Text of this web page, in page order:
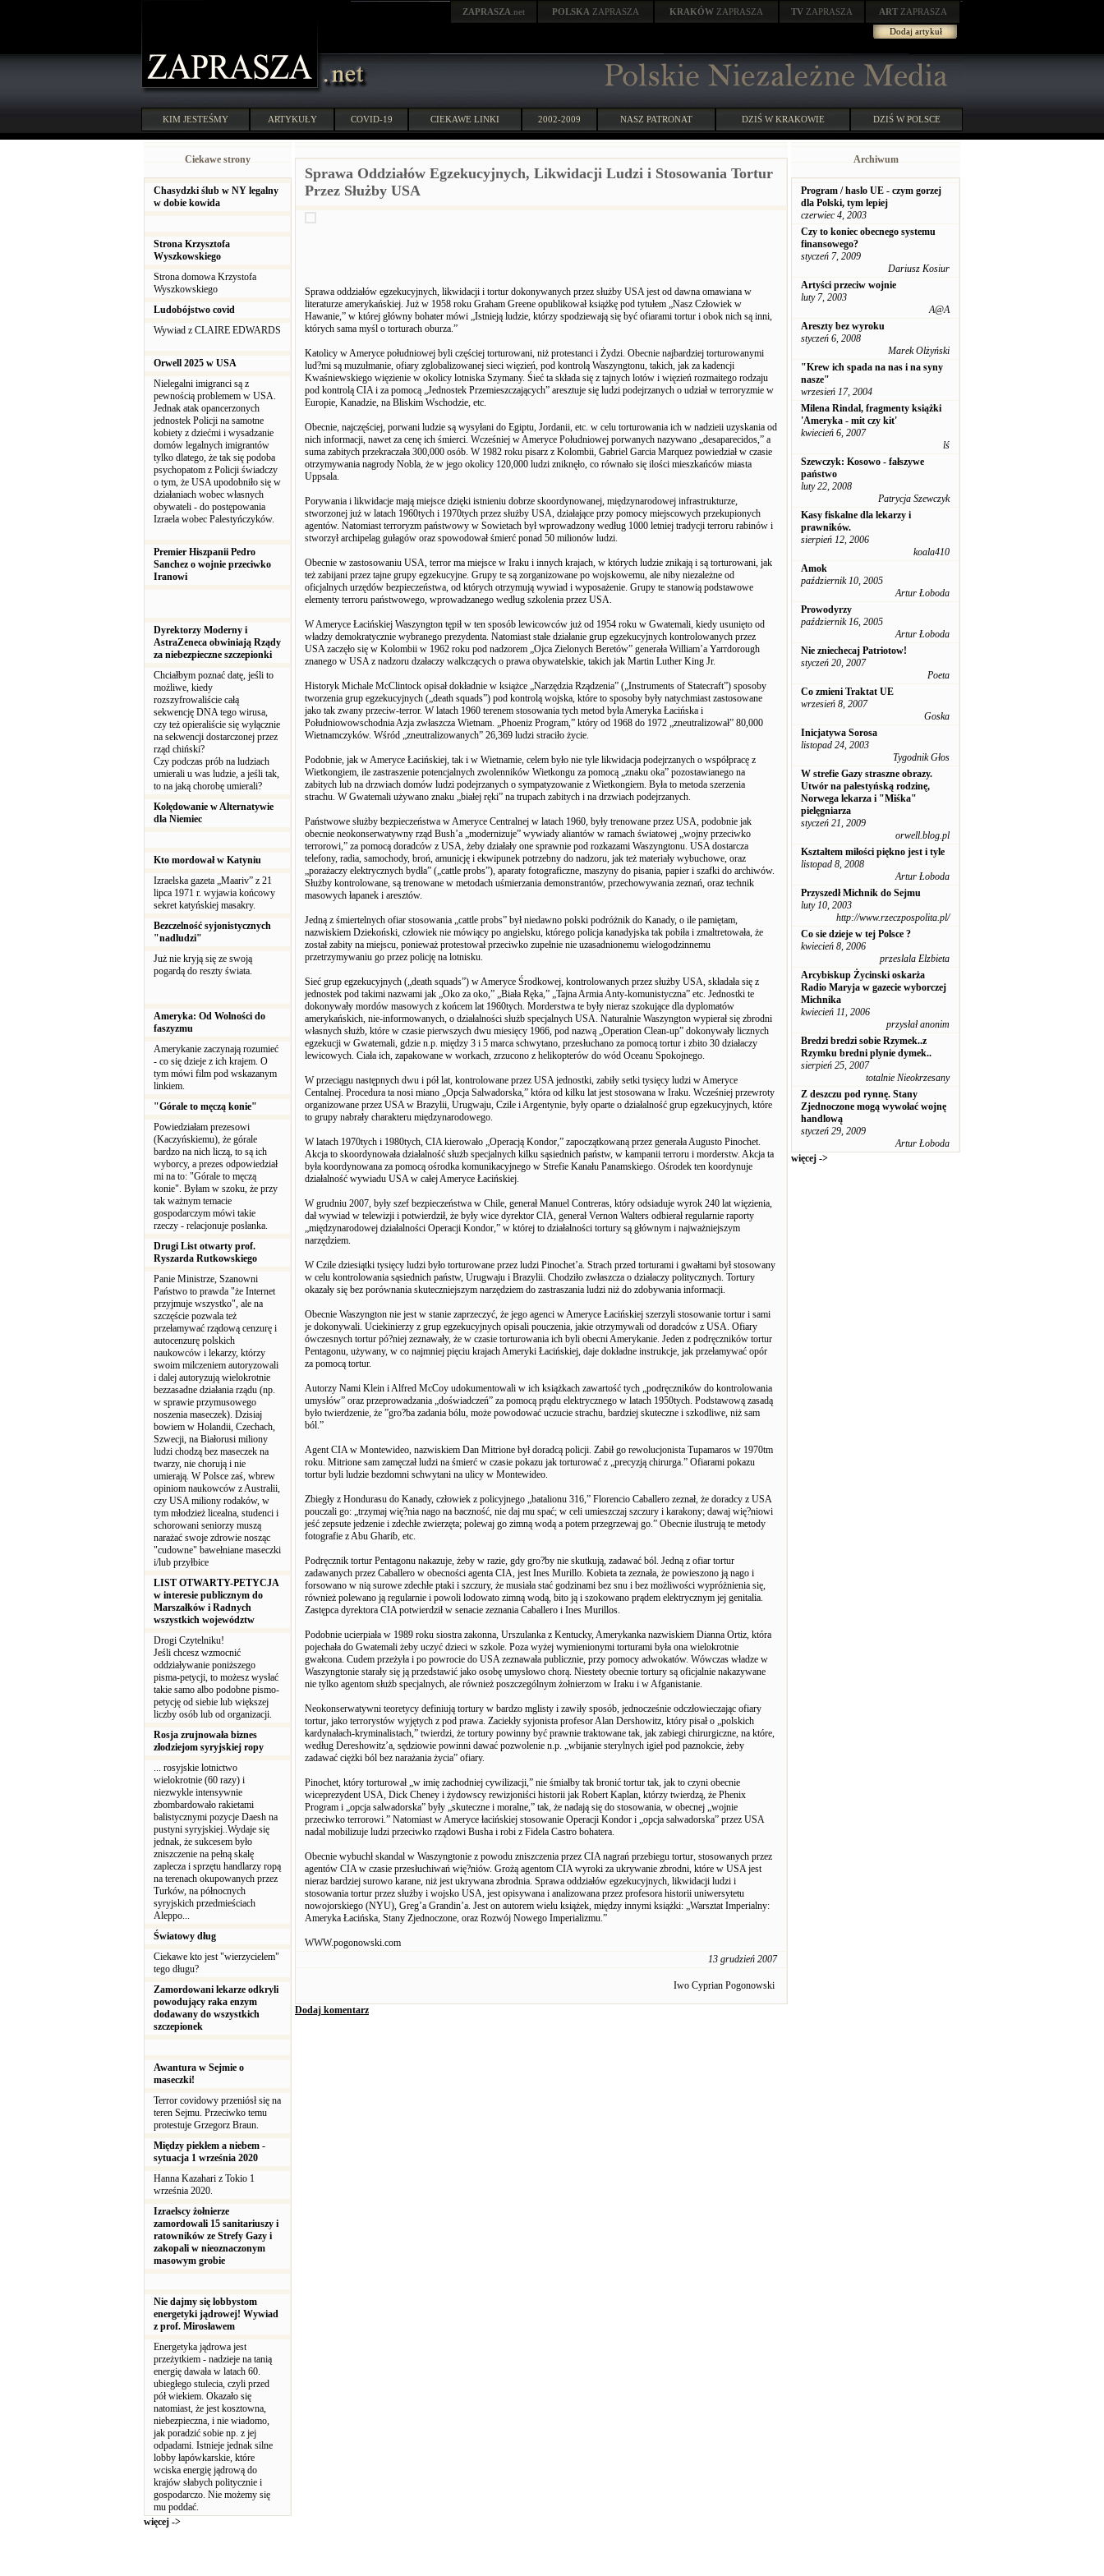
ZAPRASZA .net POLSKA ZAPRASZA KRAKÓW ZAPRASZA TV ZAPRASZA ART ZAPRASZA
Dodaj artykuł
KIM JESTEŚMY ARTYKUŁY COVID-19 CIEKAWE LINKI 2002-2009 NASZ PATRONAT DZIŚ W KRAKOWIE DZIŚ W POLSCE
Ciekawe strony
Chasydzki ślub w NY legalny
w dobie kowida
Strona Krzysztofa
Wyszkowskiego
Strona domowa Krzystofa
Wyszkowskiego
Ludobójstwo covid
Wywiad z CLAIRE EDWARDS
Orwell 2025 w USA
Nielegalni imigranci są z
pewnością problemem w USA.
Jednak atak opancerzonych
jednostek Policji na samotne
kobiety z dziećmi i wysadzanie
domów legalnych imigrantów
tylko dlatego, że tak się podoba
psychopatom z Policji świadczy
o tym, że USA upodobniło się w
działaniach wobec własnych
obywateli - do postępowania
Izraela wobec Palestyńczyków.
Premier Hiszpanii Pedro
Sanchez o wojnie przeciwko
Iranowi
Dyrektorzy Moderny i
AstraZeneca obwiniają Rządy
za niebezpieczne szczepionki
Chciałbym poznać datę, jeśli to
możliwe, kiedy
rozszyfrowaliście całą
sekwencję DNA tego wirusa,
czy też opieraliście się wyłącznie
na sekwencji dostarczonej przez
rząd chiński?
Czy podczas prób na ludziach
umierali u was ludzie, a jeśli tak,
to na jaką chorobę umierali?
Kolędowanie w Alternatywie
dla Niemiec
Kto mordował w Katyniu
Izraelska gazeta „Maariv” z 21
lipca 1971 r. wyjawia końcowy
sekret katyńskiej masakry.
Bezczelność syjonistycznych
"nadludzi"
Już nie kryją się ze swoją
pogardą do reszty świata.
Ameryka: Od Wolności do
faszyzmu
Amerykanie zaczynają rozumieć
- co się dzieje z ich krajem. O
tym mówi film pod wskazanym
linkiem.
"Górale to męczą konie"
Powiedziałam prezesowi
(Kaczyńskiemu), że górale
bardzo na nich liczą, to są ich
wyborcy, a prezes odpowiedział
mi na to: "Górale to męczą
konie". Byłam w szoku, że przy
tak ważnym temacie
gospodarczym mówi takie
rzeczy - relacjonuje posłanka.
Drugi List otwarty prof.
Ryszarda Rutkowskiego
Panie Ministrze, Szanowni
Państwo to prawda "że Internet
przyjmuje wszystko", ale na
szczęście pozwala też
przełamywać rządową cenzurę i
autocenzurę polskich
naukowców i lekarzy, którzy
swoim milczeniem autoryzowali
i dalej autoryzują wielokrotnie
bezzasadne działania rządu (np.
w sprawie przymusowego
noszenia maseczek). Dzisiaj
bowiem w Holandii, Czechach,
Szwecji, na Białorusi miliony
ludzi chodzą bez maseczek na
twarzy, nie chorują i nie
umierają. W Polsce zaś, wbrew
opiniom naukowców z Australii,
czy USA miliony rodaków, w
tym młodzież licealna, studenci i
schorowani seniorzy muszą
narażać swoje zdrowie nosząc
"cudowne" bawełniane maseczki
i/lub przyłbice
LIST OTWARTY-PETYCJA
w interesie publicznym do
Marszałków i Radnych
wszystkich województw
Drogi Czytelniku!
Jeśli chcesz wzmocnić
oddziaływanie poniższego
pisma-petycji, to możesz wysłać
takie samo albo podobne pismo-
petycję od siebie lub większej
liczby osób lub od organizacji.
Rosja zrujnowała biznes
złodziejom syryjskiej ropy
... rosyjskie lotnictwo
wielokrotnie (60 razy) i
niezwykle intensywnie
zbombardowało rakietami
balistycznymi pozycje Daesh na
pustyni syryjskiej..Wydaje się
jednak, że sukcesem było
zniszczenie na pełną skalę
zaplecza i sprzętu handlarzy ropą
na terenach okupowanych przez
Turków, na północnych
syryjskich przedmieściach
Aleppo...
Światowy dług
Ciekawe kto jest "wierzycielem"
tego długu?
Zamordowani lekarze odkryli
powodujący raka enzym
dodawany do wszystkich
szczepionek
Awantura w Sejmie o
maseczki!
Terror covidowy przeniósł się na
teren Sejmu. Przeciwko temu
protestuje Grzegorz Braun.
Między piekłem a niebem -
sytuacja 1 września 2020
Hanna Kazahari z Tokio 1
września 2020.
Izraelscy żołnierze
zamordowali 15 sanitariuszy i
ratowników ze Strefy Gazy i
zakopali w nieoznaczonym
masowym grobie
Nie dajmy się lobbystom
energetyki jądrowej! Wywiad
z prof. Mirosławem
Energetyka jądrowa jest
przeżytkiem - nadzieje na tanią
energię dawała w latach 60.
ubiegłego stulecia, czyli przed
pół wiekiem. Okazało się
natomiast, że jest kosztowna,
niebezpieczna, i nie wiadomo,
jak poradzić sobie np. z jej
odpadami. Istnieje jednak silne
lobby łapówkarskie, które
wciska energię jądrową do
krajów słabych politycznie i
gospodarczo. Nie możemy się
mu poddać.
więcej ->
Sprawa Oddziałów Egzekucyjnych, Likwidacji Ludzi i Stosowania Tortur
Przez Służby USA
Sprawa oddziałów egzekucyjnych, likwidacji i tortur dokonywanych przez służby USA jest od dawna omawiana w
literaturze amerykańskiej. Już w 1958 roku Graham Greene opublikował książkę pod tytułem „Nasz Człowiek w
Hawanie,” w której główny bohater mówi „Istnieją ludzie, którzy spodziewają się być ofiarami tortur i obok nich są inni,
których sama myśl o torturach oburza.”
Katolicy w Ameryce południowej byli częściej torturowani, niż protestanci i Żydzi. Obecnie najbardziej torturowanymi
lud?mi są muzułmanie, ofiary zglobalizowanej sieci więzień, pod kontrolą Waszyngtonu, takich, jak za kadencji
Kwaśniewskiego więzienie w okolicy lotniska Szymany. Śieć ta składa się z tajnych lotów i więzień rozmaitego rodzaju
pod kontrolą CIA i za pomocą „Jednostek Przemieszczających” aresztuje się ludzi podejrzanych o udział w terroryzmie w
Europie, Kanadzie, na Bliskim Wschodzie, etc.
Obecnie, najczęściej, porwani ludzie są wysyłani do Egiptu, Jordanii, etc. w celu torturowania ich w nadzieii uzyskania od
nich informacji, nawet za cenę ich śmierci. Wcześniej w Ameryce Południowej porwanych nazywano „desaparecidos,” a
suma zabitych przekraczała 300,000 osób. W 1982 roku pisarz z Kolombii, Gabriel Garcia Marquez powiedział w czasie
otrzymywania nagrody Nobla, że w jego okolicy 120,000 ludzi zniknęło, co równało się ilości mieszkańców miasta
Uppsala.
Porywania i likwidacje mają miejsce dzięki istnieniu dobrze skoordynowanej, międzynarodowej infrastrukturze,
stworzonej już w latach 1960tych i 1970tych przez służby USA, działające przy pomocy miejscowych przekupionych
agentów. Natomiast terroryzm państwowy w Sowietach był wprowadzony według 1000 letniej tradycji terroru rabinów i
stworzył archipelag gułagów oraz spowodował śmierć ponad 50 milionów ludzi.
Obecnie w zastosowaniu USA, terror ma miejsce w Iraku i innych krajach, w których ludzie znikają i są torturowani, jak
też zabijani przez tajne grupy egzekucyjne. Grupy te są zorganizowane po wojskowemu, ale niby niezależne od
oficjalnych urzędów bezpieczeństwa, od których otrzymują wywiad i wyposażenie. Grupy te stanowią podstawowe
elementy terroru państwowego, wprowadzanego według szkolenia przez USA.
W Ameryce Łacińskiej Waszyngton tępił w ten sposób lewicowców już od 1954 roku w Gwatemali, kiedy usunięto od
władzy demokratycznie wybranego prezydenta. Natomiast stałe działanie grup egzekucyjnych kontrolowanych przez
USA zaczęło się w Kolombii w 1962 roku pod nadzorem „Ojca Zielonych Beretów” generała William’a Yarrdorough
znanego w USA z nadzoru dzałaczy walkczących o prawa obywatelskie, takich jak Martin Luther King Jr.
Historyk Michale McClintock opisał dokładnie w książce „Narzędzia Rządzenia” („Instruments of Statecraft”) sposoby
tworzenia grup egzekucyjnych („death squads”) pod kontrolą wojska, które to sposoby były natychmiast zastosowane
jako tak zwany przeciw-terror. W latach 1960 terenem stosowania tych metod była Ameryka Łacińska i
Południowowschodnia Azja zwłaszcza Wietnam. „Phoeniz Program,” który od 1968 do 1972 „zneutralizował” 80,000
Wietnamczyków. Wśród „zneutralizowanych” 26,369 ludzi straciło życie.
Podobnie, jak w Ameryce Łacińskiej, tak i w Wietnamie, celem było nie tyle likwidacja podejrzanych o współpracę z
Wietkongiem, ile zastraszenie potencjalnych zwolenników Wietkongu za pomocą „znaku oka” pozostawianego na
zabitych lub na drzwiach domów ludzi podejrzanych o sympatyzowanie z Wietkongiem. Była to metoda szerzenia
strachu. W Gwatemali używano znaku „białej ręki” na trupach zabitych i na drzwiach podejrzanych.
Państwowe służby bezpieczeństwa w Ameryce Centralnej w latach 1960, były trenowane przez USA, podobnie jak
obecnie neokonserwatywny rząd Bush’a „modernizuje” wywiady aliantów w ramach światowej „wojny przeciwko
terrorowi,” za pomocą doradców z USA, żeby działały one sprawnie pod rozkazami Waszyngtonu. USA dostarcza
telefony, radia, samochody, broń, amunicję i ekwipunek potrzebny do nadzoru, jak też materiały wybuchowe, oraz
„porażaczy elektrycznych bydła” („cattle probs”), aparaty fotograficzne, maszyny do pisania, papier i szafki do archiwów.
Służby kontrolowane, są trenowane w metodach uśmierzania demonstrantów, przechowywania zeznań, oraz technik
masowych łapanek i aresztów.
Jedną z śmiertelnych ofiar stosowania „cattle probs” był niedawno polski podróżnik do Kanady, o ile pamiętam,
nazwiskiem Dziekoński, człowiek nie mówiący po angielsku, którego policja kanadyjska tak pobiła i zmaltretowała, że
został zabity na miejscu, ponieważ protestował przeciwko zupełnie nie uzasadnionemu wielogodzinnemu
przetrzymywaniu go przez policję na lotnisku.
Sieć grup egzekucyjnych („death squads”) w Ameryce Środkowej, kontrolowanych przez służby USA, składała się z
jednostek pod takimi nazwami jak „Oko za oko,” „Biała Ręka,” „Tajna Armia Anty-komunistyczna” etc. Jednostki te
dokonywały mordów masowych z końcem lat 1960tych. Morderstwa te były nieraz szokujące dla dyplomatów
amerykańskich, nie-informowanych, o działalności służb specjalnych USA. Naturalnie Waszyngton wypierał się zbrodni
własnych służb, które w czasie pierwszych dwu miesięcy 1966, pod nazwą „Operation Clean-up” dokonywały licznych
egzekucji w Gwatemali, gdzie n.p. między 3 i 5 marca schwytano, przesłuchano za pomocą tortur i zbito 30 działaczy
lewicowych. Ciała ich, zapakowane w workach, zrzucono z helikopterów do wód Oceanu Spokojnego.
W przeciągu następnych dwu i pół lat, kontrolowane przez USA jednostki, zabiły setki tysięcy ludzi w Ameryce
Centalnej. Procedura ta nosi miano „Opcja Salwadorska,” która od kilku lat jest stosowana w Iraku. Wcześniej przewroty
organizowane przez USA w Brazylii, Urugwaju, Czile i Argentynie, były oparte o działalność grup egzekucyjnych, które
to grupy nabrały charakteru międzynarodowego.
W latach 1970tych i 1980tych, CIA kierowało „Operacją Kondor,” zapoczątkowaną przez generała Augusto Pinochet.
Akcja to skoordynowała działalność służb specjalnych kilku sąsiednich państw, w kampanii terroru i morderstw. Akcja ta
była koordynowana za pomocą ośrodka komunikacyjnego w Strefie Kanału Panamskiego. Ośrodek ten koordynuje
działalność wywiadu USA w całej Ameryce Łacińskiej.
W grudniu 2007, były szef bezpieczeństwa w Chile, generał Manuel Contreras, który odsiaduje wyrok 240 lat więzienia,
dał wywiad w telewizji i potwierdził, że były wice dyrektor CIA, generał Vernon Walters odbierał regularnie raporty
„międzynarodowej działalności Operacji Kondor,” w której to działalności tortury są głównym i najważniejszym
narzędziem.
W Czile dziesiątki tysięcy ludzi było torturowane przez ludzi Pinochet’a. Strach przed torturami i gwałtami był stosowany
w celu kontrolowania sąsiednich państw, Urugwaju i Brazylii. Chodziło zwłaszcza o działaczy politycznych. Tortury
okazały się bez porównania skuteczniejszym narzędziem do zastraszania ludzi niż do zdobywania informacji.
Obecnie Waszyngton nie jest w stanie zaprzeczyć, że jego agenci w Ameryce Łacińskiej szerzyli stosowanie tortur i sami
je dokonywali. Uciekinierzy z grup egzekucyjnych opisali pouczenia, jakie otrzymywali od doradców z USA. Ofiary
ówczesnych tortur pó?niej zeznawały, że w czasie torturowania ich byli obecni Amerykanie. Jeden z podręczników tortur
Pentagonu, używany, w co najmniej pięciu krajach Ameryki Łacińskiej, daje dokładne instrukcje, jak przełamywać opór
za pomocą tortur.
Autorzy Nami Klein i Alfred McCoy udokumentowali w ich książkach zawartość tych „podręczników do kontrolowania
umysłów” oraz przeprowadzania „doświadczeń” za pomocą prądu elektrycznego w latach 1950tych. Podstawową zasadą
było twierdzenie, że ”gro?ba zadania bólu, może powodować uczucie strachu, bardziej skuteczne i szkodliwe, niż sam
ból.”
Agent CIA w Montewideo, nazwiskiem Dan Mitrione był doradcą policji. Zabił go rewolucjonista Tupamaros w 1970tm
roku. Mitrione sam zamęczał ludzi na śmierć w czasie pokazu jak torturować z „precyzją chirurga.” Ofiarami pokazu
tortur byli ludzie bezdomni schwytani na ulicy w Montewideo.
Zbiegły z Hondurasu do Kanady, człowiek z policyjnego „batalionu 316,” Florencio Caballero zeznał, że doradcy z USA
pouczali go: „trzymaj wię?nia nago na baczność, nie daj mu spać; w celi umieszczaj szczury i karakony; dawaj wię?niowi
jeść zepsute jedzenie i zdechłe zwierzęta; polewaj go zimną wodą a potem przegrzewaj go.” Obecnie ilustrują te metody
fotografie z Abu Gharib, etc.
Podręcznik tortur Pentagonu nakazuje, żeby w razie, gdy gro?by nie skutkują, zadawać ból. Jedną z ofiar tortur
zadawanych przez Caballero w obecności agenta CIA, jest Ines Murillo. Kobieta ta zeznała, że powieszono ją nago i
forsowano w nią surowe zdechłe ptaki i szczury, że musiała stać godzinami bez snu i bez możliwości wypróżnienia się,
również polewano ją regularnie i powoli lodowato zimną wodą, bito ją i szokowano prądem elektrycznym jej genitalia.
Zastępca dyrektora CIA potwierdził w senacie zeznania Caballero i Ines Murillos.
Podobnie ucierpiała w 1989 roku siostra zakonna, Urszulanka z Kentucky, Amerykanka nazwiskiem Dianna Ortiz, która
pojechała do Gwatemali żeby uczyć dzieci w szkole. Poza wyżej wymienionymi torturami była ona wielokrotnie
gwałcona. Cudem przeżyła i po powrocie do USA zeznawała publicznie, przy pomocy adwokatów. Wówczas władze w
Waszyngtonie starały się ją przedstawić jako osobę umysłowo chorą. Niestety obecnie tortury są oficjalnie nakazywane
nie tylko agentom służb specjalnych, ale również poszczególnym żołnierzom w Iraku i w Afganistanie.
Neokonserwatywni teoretycy definiują tortury w bardzo mglisty i zawiły sposób, jednocześnie odczłowieczając ofiary
tortur, jako terrorystów wyjętych z pod prawa. Zaciekły syjonista profesor Alan Dershowitz, który pisał o „polskich
kardynałach-kryminalistach,” twierdzi, że tortury powinny być prawnie traktowane tak, jak zabiegi chirurgiczne, na które,
według Dereshowitz’a, sędziowie powinni dawać pozwolenie n.p. „wbijanie sterylnych igieł pod paznokcie, żeby
zadawać ciężki ból bez narażania życia” ofiary.
Pinochet, który torturował „w imię zachodniej cywilizacji,” nie śmiałby tak bronić tortur tak, jak to czyni obecnie
wiceprezydent USA, Dick Cheney i żydowscy rewizjoniści historii jak Robert Kaplan, którzy twierdzą, że Phenix
Program i „opcja salwadorska” były „skuteczne i moralne,” tak, że nadają się do stosowania, w obecnej „wojnie
przeciwko terrorowi.” Natomiast w Ameryce łacińskiej stosowanie Operacji Kondor i „opcja salwadorska” przez USA
nadal mobilizuje ludzi przeciwko rządowi Busha i robi z Fidela Castro bohatera.
Obecnie wybuchł skandal w Waszyngtonie z powodu zniszczenia przez CIA nagrań przebiegu tortur, stosowanych przez
agentów CIA w czasie przesłuchiwań wię?niów. Grożą agentom CIA wyroki za ukrywanie zbrodni, które w USA jest
nieraz bardziej surowo karane, niż jest ukrywana zbrodnia. Sprawa oddziałów egzekucyjnych, likwidacji ludzi i
stosowania tortur przez służby i wojsko USA, jest opisywana i analizowana przez profesora historii uniwersytetu
nowojorskiego (NYU), Greg’a Grandin’a. Jest on autorem wielu książek, między innymi książki: „Warsztat Imperialny:
Ameryka Łacińska, Stany Zjednoczone, oraz Rozwój Nowego Imperializmu.”
WWW.pogonowski.com
13 grudzień 2007
Iwo Cyprian Pogonowski
Dodaj komentarz
Archiwum
Program / haslo UE - czym gorzej
dla Polski, tym lepiej
czerwiec 4, 2003
Czy to koniec obecnego systemu
finansowego?
styczeń 7, 2009
Dariusz Kosiur
Artyści przeciw wojnie
luty 7, 2003
A@A
Areszty bez wyroku
styczeń 6, 2008
Marek Olżyński
"Krew ich spada na nas i na syny
nasze"
wrzesień 17, 2004
Milena Rindal, fragmenty książki
'Ameryka - mit czy kit'
kwiecień 6, 2007
lś
Szewczyk: Kosowo - fałszywe
państwo
luty 22, 2008
Patrycja Szewczyk
Kasy fiskalne dla lekarzy i
prawników.
sierpień 12, 2006
koala410
Amok
październik 10, 2005
Artur Łoboda
Prowodyrzy
październik 16, 2005
Artur Łoboda
Nie zniechecaj Patriotow!
styczeń 20, 2007
Poeta
Co zmieni Traktat UE
wrzesień 8, 2007
Goska
Inicjatywa Sorosa
listopad 24, 2003
Tygodnik Głos
W strefie Gazy straszne obrazy.
Utwór na palestyńską rodzinę,
Norwega lekarza i "Miśka"
pielęgniarza
styczeń 21, 2009
orwell.blog.pl
Kształtem miłości piękno jest i tyle
listopad 8, 2008
Artur Łoboda
Przyszedł Michnik do Sejmu
luty 10, 2003
http://www.rzeczpospolita.pl/
Co sie dzieje w tej Polsce ?
kwiecień 8, 2006
przeslala Elzbieta
Arcybiskup Życinski oskarża
Radio Maryja w gazecie wyborczej
Michnika
kwiecień 11, 2006
przysłał anonim
Bredzi bredzi sobie Rzymek..z
Rzymku bredni plynie dymek..
sierpień 25, 2007
totalnie Nieokrzesany
Z deszczu pod rynnę. Stany
Zjednoczone mogą wywołać wojnę
handlową
styczeń 29, 2009
Artur Łoboda
więcej ->